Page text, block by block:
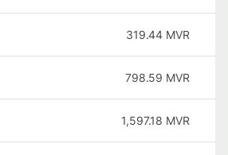
319.44 MVR
798.59 MVR
1,597.18 MVR